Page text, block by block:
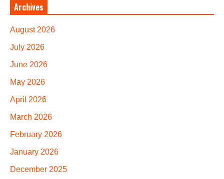
Archives
August 2026
July 2026
June 2026
May 2026
April 2026
March 2026
February 2026
January 2026
December 2025